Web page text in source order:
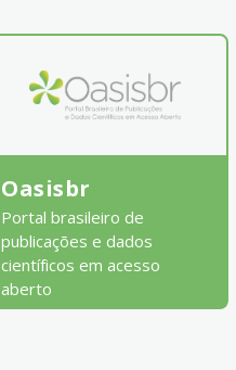
Oasisbr
Portal brasileiro de
publicações e dados
científicos em acesso
aberto